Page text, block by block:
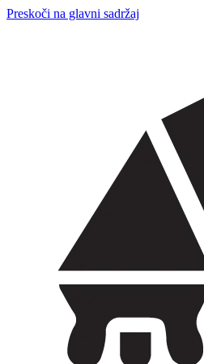
Preskoči na glavni sadržaj